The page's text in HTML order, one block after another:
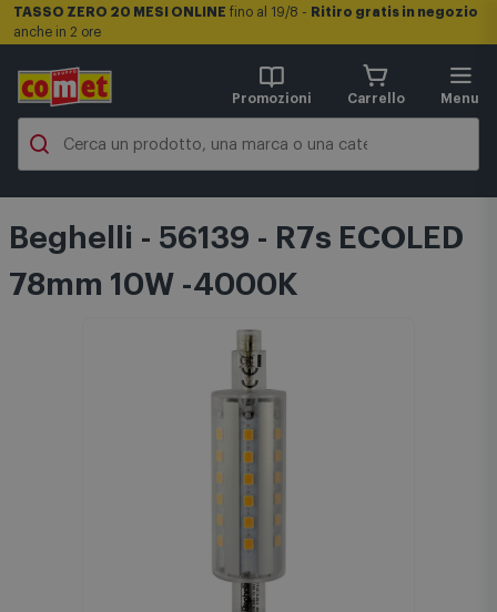
TASSO ZERO 20 MESI ONLINE fino al 19/8 - Ritiro gratis in negozio
anche in 2 ore
Promozioni Carrello Menu
Beghelli - 56139 - R7s ECOLED
78mm 10W -4000K